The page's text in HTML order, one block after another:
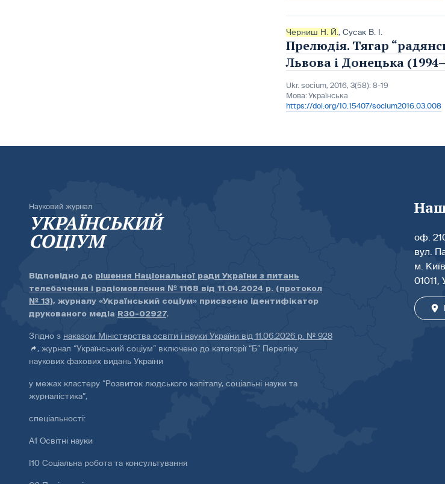
Черниш Н. Й., Сусак В. І.
Прелюдія. Тягар
Львова і Донецька
Ukr. socìum, 2016, 3(58): 8-19
Мова:Українська
https://doi.org/10.15407/socium2016.03.008
Науковий журнал
УКРАЇНСЬКИЙ
СОЦІУМ
Відповідно до рішення Національної ради України з питань
телебачення і радіомовлення № 1168 від 11.04.2024 р. (протокол
№ 13), журналу «Український соціум» присвоєно ідентифікатор
друкованого медіа R30-02927.
Згідно з наказом Міністерства освіти і науки України від 11.06.2026 р. № 928
, журнал “Український соціум” включено до категорії “Б” Переліку
наукових фахових видань України
у межах кластеру “Розвиток людського капіталу, соціальні науки та
журналістика”,
спеціальності:
А1 Освітні науки
І10 Соціальна робота та консультування
оф.
вул.
м. Київ,
01011,